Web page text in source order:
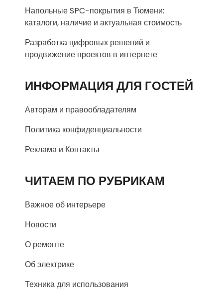
Напольные SPC-покрытия в Тюмени:
каталоги, наличие и актуальная стоимость
Разработка цифровых решений и
продвижение проектов в интернете
ИНФОРМАЦИЯ ДЛЯ ГОСТЕЙ
Авторам и правообладателям
Политика конфиденциальности
Реклама и Контакты
ЧИТАЕМ ПО РУБРИКАМ
Важное об интерьере
Новости
О ремонте
Об электрике
Техника для использования